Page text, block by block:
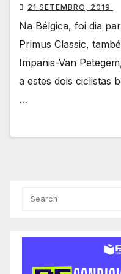
21 SETEMBRO, 2019
Na Bélgica, foi dia
Primus Classic,
Impanis-Van
a estes dois ciclistas
…